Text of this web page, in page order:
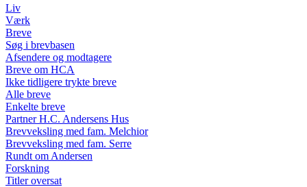
Liv
Værk
Breve
Søg i brevbasen
Afsendere og modtagere
Breve om HCA
Ikke tidligere trykte breve
Alle breve
Enkelte breve
Partner H.C. Andersens Hus
Brevveksling med fam. Melchior
Brevveksling med fam. Serre
Rundt om Andersen
Forskning
Titler oversat